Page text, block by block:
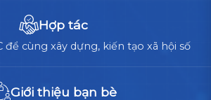
Hợp tác
để cùng xây dựng, kiến tạo xã hội số
Giới thiệu bạn bè